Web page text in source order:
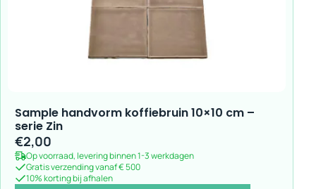
Sample handvorm koffiebruin 10×10 cm –
serie Zin
€2,00
Op voorraad, levering binnen 1-3 werkdagen
Gratis verzending vanaf € 500
10% korting bij afhalen